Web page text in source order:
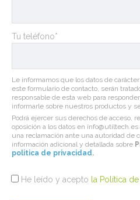
Tu teléfono*
Le informamos que los datos de
este formulario de contacto, serán
responsable de esta web para
informarle sobre nuestros productos y
Podrá ejercer sus derechos de acceso,
oposición a los datos en
una reclamación ante una autoridad de
información adicional y detallada sobre
politica de privacidad.
He leído y acepto la Política